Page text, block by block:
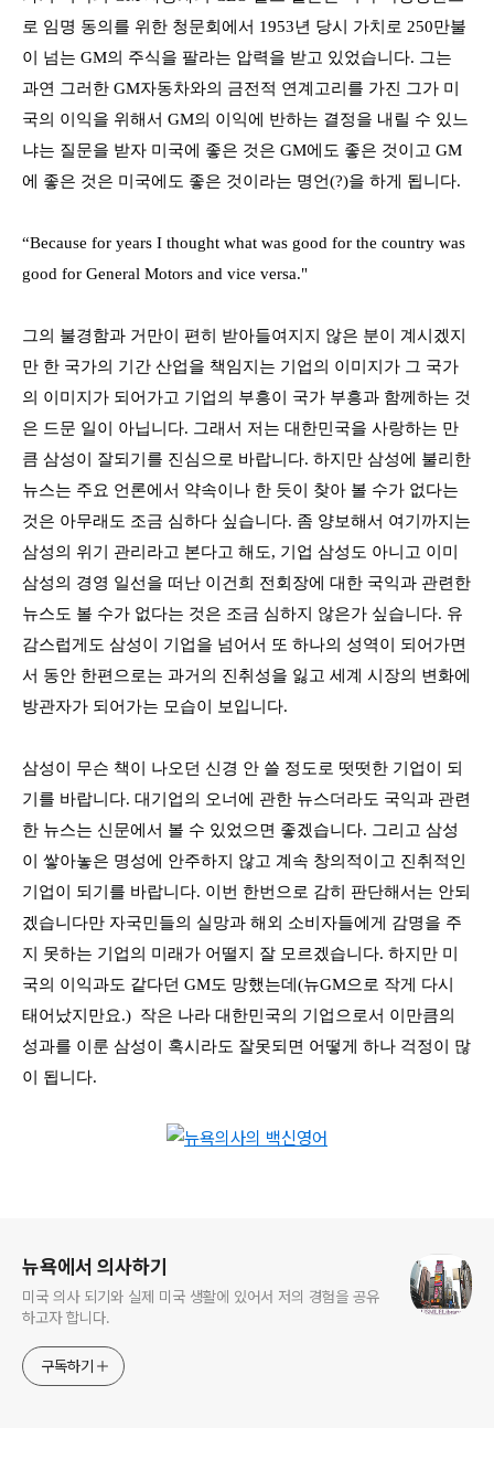
로 임명 동의를 위한 청문회에서 1953년 당시 가치로 250만불
이 넘는 GM의 주식을 팔라는 압력을 받고 있었습니다. 그는
과연 그러한 GM자동차와의 금전적 연계고리를 가진 그가 미
국의 이익을 위해서 GM의 이익에 반하는 결정을 내릴 수 있느
냐는 질문을 받자 미국에 좋은 것은 GM에도 좋은 것이고 GM
에 좋은 것은 미국에도 좋은 것이라는 명언(?)을 하게 됩니다.
“Because for years I thought what was good for the country was
good for General Motors and vice versa."
그의 불경함과 거만이 편히 받아들여지지 않은 분이 계시겠지
만 한 국가의 기간 산업을 책임지는 기업의 이미지가 그 국가
의 이미지가 되어가고 기업의 부흥이 국가 부흥과 함께하는 것
은 드문 일이 아닙니다. 그래서 저는 대한민국을 사랑하는 만
큼 삼성이 잘되기를 진심으로 바랍니다. 하지만 삼성에 불리한
뉴스는 주요 언론에서 약속이나 한 듯이 찾아 볼 수가 없다는
것은 아무래도 조금 심하다 싶습니다. 좀 양보해서 여기까지는
삼성의 위기 관리라고 본다고 해도, 기업 삼성도 아니고 이미
삼성의 경영 일선을 떠난 이건희 전회장에 대한 국익과 관련한
뉴스도 볼 수가 없다는 것은 조금 심하지 않은가 싶습니다. 유
감스럽게도 삼성이 기업을 넘어서 또 하나의 성역이 되어가면
서 동안 한편으로는 과거의 진취성을 잃고 세계 시장의 변화에
방관자가 되어가는 모습이 보입니다.
삼성이 무슨 책이 나오던 신경 안 쓸 정도로 떳떳한 기업이 되
기를 바랍니다. 대기업의 오너에 관한 뉴스더라도 국익과 관련
한 뉴스는 신문에서 볼 수 있었으면 좋겠습니다. 그리고 삼성
이 쌓아놓은 명성에 안주하지 않고 계속 창의적이고 진취적인
기업이 되기를 바랍니다. 이번 한번으로 감히 판단해서는 안되
겠습니다만 자국민들의 실망과 해외 소비자들에게 감명을 주
지 못하는 기업의 미래가 어떨지 잘 모르겠습니다. 하지만 미
국의 이익과도 같다던 GM도 망했는데 (뉴GM으로 작게 다시
태어났지만요.) 작은 나라 대한민국의 기업으로서 이만큼의
성과를 이룬 삼성이 혹시라도 잘못되면 어떻게 하나 걱정이 많
이 됩니다.
뉴욕에서 의사하기
미국 의사 되기와 실제 미국 생활에 있어서 저의 경험을 공유
하고자 합니다.
구독하기